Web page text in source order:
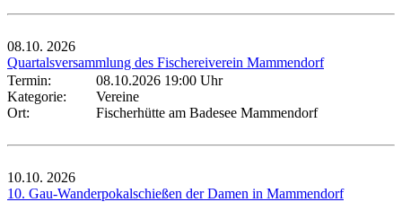
08.10. 2026
Quartalsversammlung des Fischereiverein Mammendorf
Termin:
08.10.2026 19:00 Uhr
Kategorie:
Vereine
Ort:
Fischerhütte am Badesee Mammendorf
10.10. 2026
10. Gau-Wanderpokalschießen der Damen in Mammendorf